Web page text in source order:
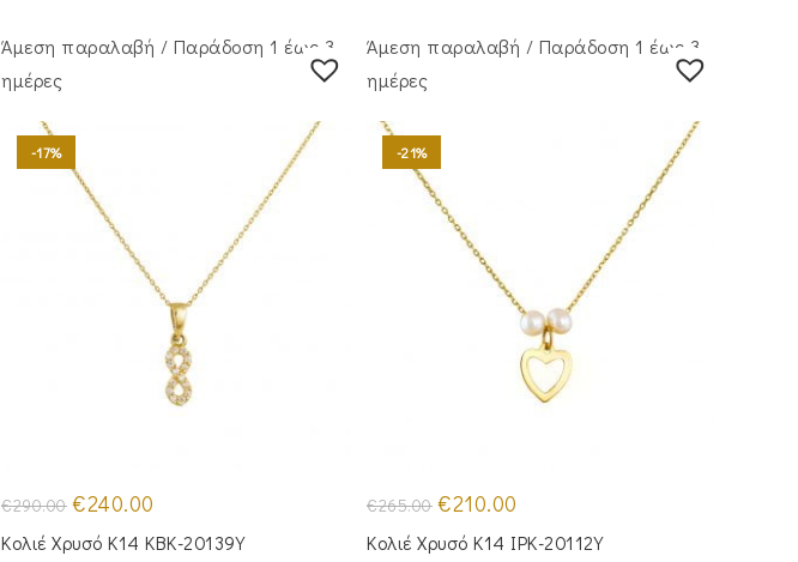
Άμεση παραλαβή / Παράδoση 1 έως 3
ημέρες
-17%
€290.00 Original
price
was:
€290.00.
€240.00
τιμή
είναι:
Κολιέ Χρυσό Κ14 KBK-20139Y
Άμεση παραλαβή / Παράδoση 1 έως 3
ημέρες
-21%
€265.00 Original
price
was:
€265.00.
€210.00
τιμή
είναι:
Κολιέ Χρυσό Κ14 IPK-20112Y